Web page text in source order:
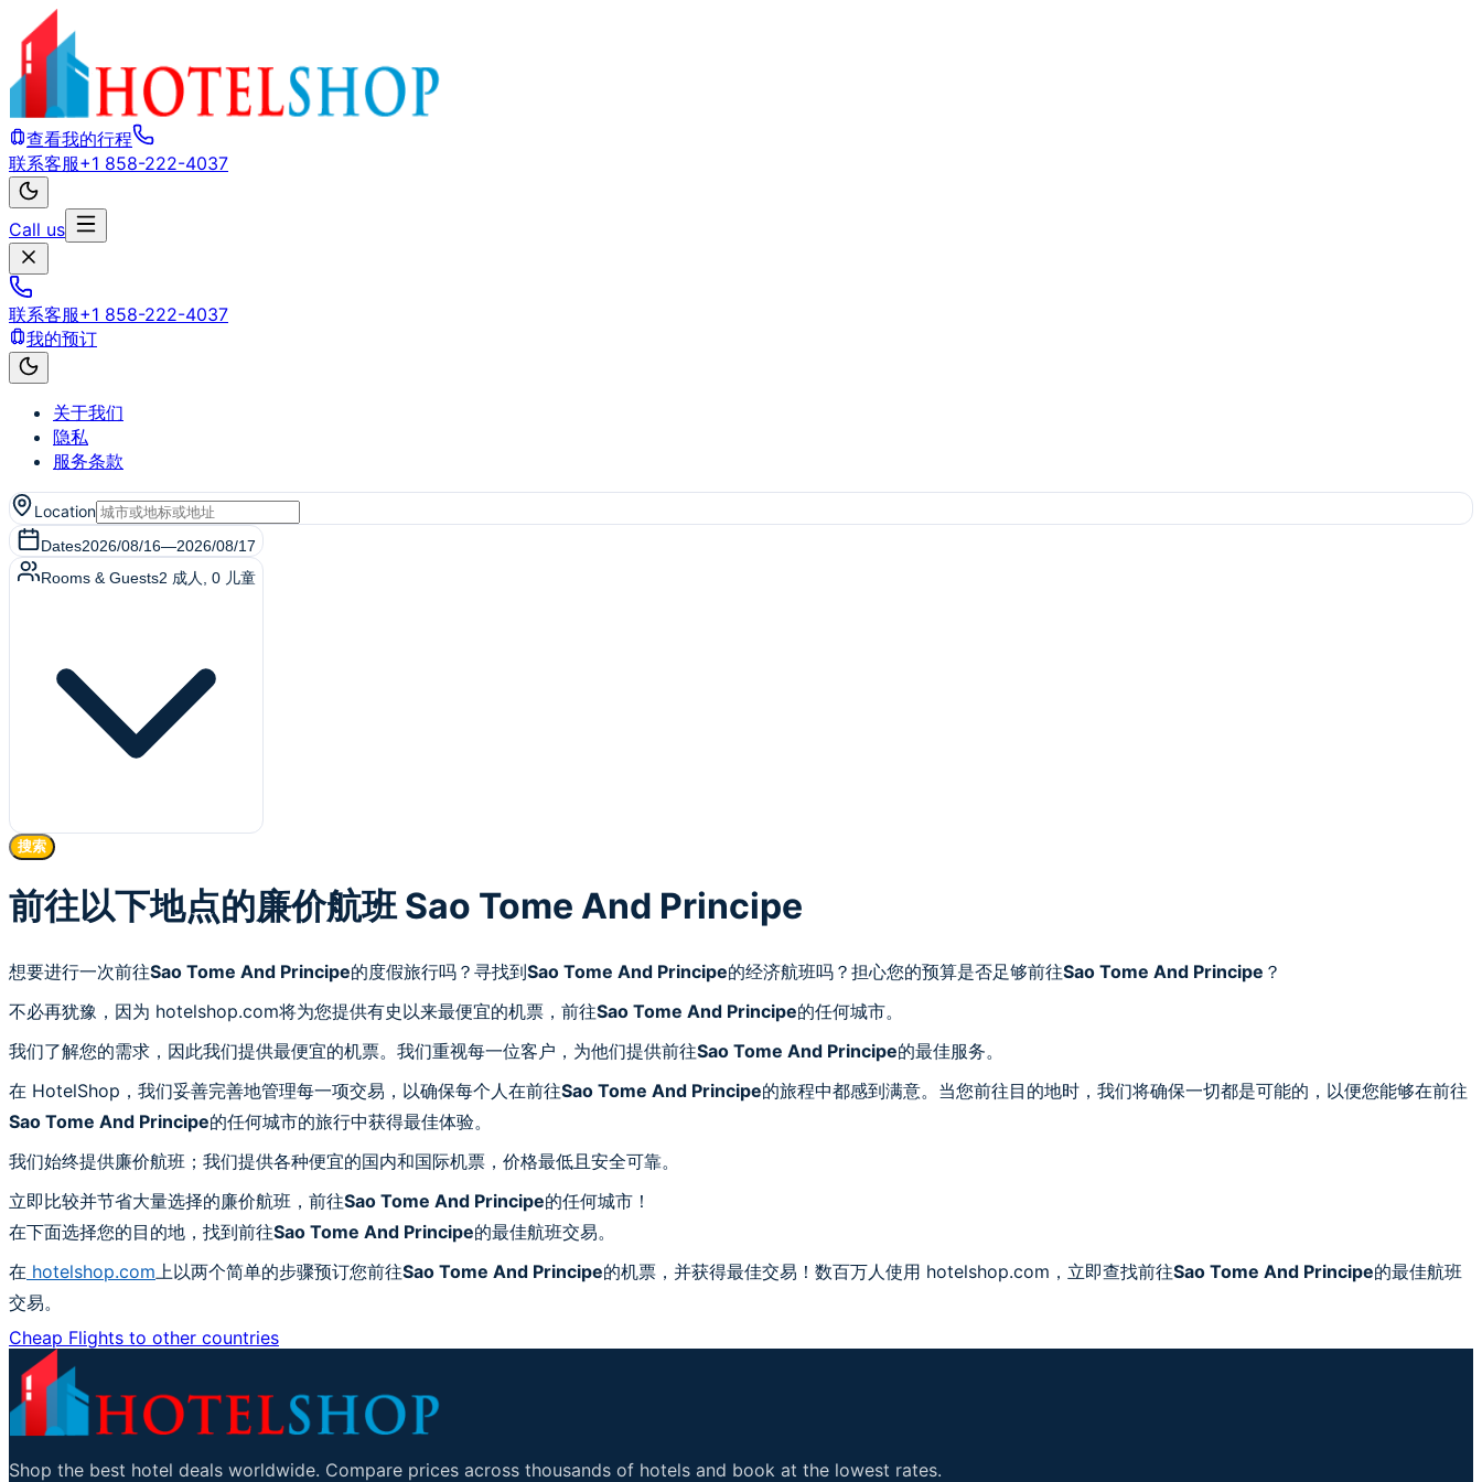
查看我的行程
联系客服+1 858-222-4037
Call us
联系客服+1 858-222-4037
我的预订
关于我们
隐私
服务条款
Location
Dates2026/08/16—2026/08/17
Rooms & Guests2 成人 0 儿童
搜索
前往以下地点的廉价航班 Sao Tome And Principe
想要进行一次前往Sao Tome And Principe的度假旅行吗？寻找到Sao Tome And Principe的经济航班吗？担心您的预算是否足够前往Sao Tome And Principe ？
不必再犹豫，因为 hotelshop.com将为您提供有史以来最便宜的机票，前往Sao Tome And Principe的任何城市。
我们了解您的需求，因此我们提供最便宜的机票。我们重视每一位客户，为他们提供前往Sao Tome And Principe的最佳服务。
在 HotelShop，我们妥善完善地管理每一项交易，以确保每个人在前往Sao Tome And Principe的旅程中都感到满意。当您前往目的地时，我们将确保一切都是可能的，以便您能够在前往
Sao Tome And Principe的任何城市的旅行中获得最佳体验。
我们始终提供廉价航班；我们提供各种便宜的国内和国际机票，价格最低且安全可靠。
立即比较并节省大量选择的廉价航班，前往Sao Tome And Principe的任何城市！
在下面选择您的目的地，找到前往Sao Tome And Principe的最佳航班交易。
在 hotelshop.com 上以两个简单的步骤预订您前往Sao Tome And Principe的机票，并获得最佳交易！数百万人使用 hotelshop.com，立即查找前往Sao Tome And Principe的最佳航班
交易。
Cheap Flights to other countries
Shop the best hotel deals worldwide. Compare prices across thousands of hotels and book at the lowest rates.